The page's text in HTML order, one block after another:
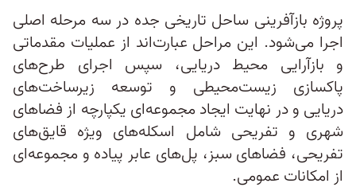
پروژه بازآفرینی ساحل تاریخی جده در سه مرحله اصلی
اجرا می‌شود. این مراحل عبارت‌اند از عملیات مقدماتی
و بازآرایی محیط دریایی، سپس اجرای طرح‌های
پاکسازی زیست‌محیطی و توسعه زیرساخت‌های
دریایی و در نهایت ایجاد مجموعه‌ای یکپارچه از فضاهای
شهری و تفریحی شامل اسکله‌های ویژه قایق‌های
تفریحی، فضاهای سبز، پل‌های عابر پیاده و مجموعه‌ای
از امکانات عمومی.